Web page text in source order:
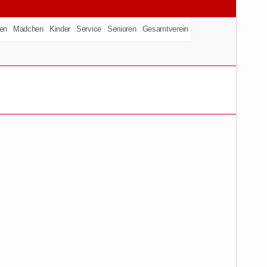
Mädchen Kinder Service Senioren Gesamtverein